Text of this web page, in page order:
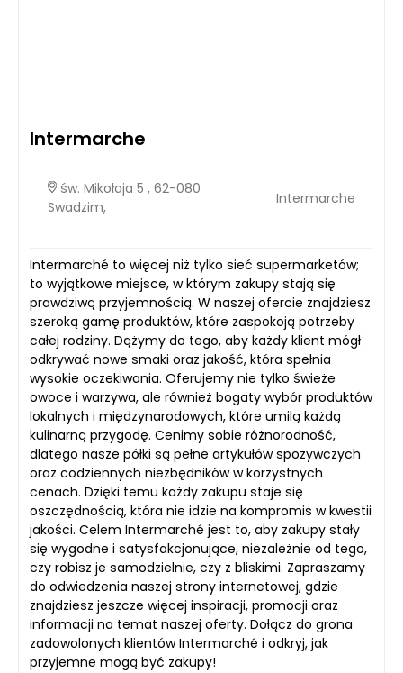
Intermarche
św. Mikołaja 5 , 62-080
Swadzim,
Intermarche
Intermarché to więcej niż tylko sieć supermarketów;
to wyjątkowe miejsce, w którym zakupy stają się
prawdziwą przyjemnością. W naszej ofercie znajdziesz
szeroką gamę produktów, które zaspokoją potrzeby
całej rodziny. Dążymy do tego, aby każdy klient mógł
odkrywać nowe smaki oraz jakość, która spełnia
wysokie oczekiwania. Oferujemy nie tylko świeże
owoce i warzywa, ale również bogaty wybór produktów
lokalnych i międzynarodowych, które umilą każdą
kulinarną przygodę. Cenimy sobie różnorodność,
dlatego nasze półki są pełne artykułów spożywczych
oraz codziennych niezbędników w korzystnych
cenach. Dzięki temu każdy zakupu staje się
oszczędnością, która nie idzie na kompromis w kwestii
jakości. Celem Intermarché jest to, aby zakupy stały
się wygodne i satysfakcjonujące, niezależnie od tego,
czy robisz je samodzielnie, czy z bliskimi. Zapraszamy
do odwiedzenia naszej strony internetowej, gdzie
znajdziesz jeszcze więcej inspiracji, promocji oraz
informacji na temat naszej oferty. Dołącz do grona
zadowolonych klientów Intermarché i odkryj, jak
przyjemne mogą być zakupy!